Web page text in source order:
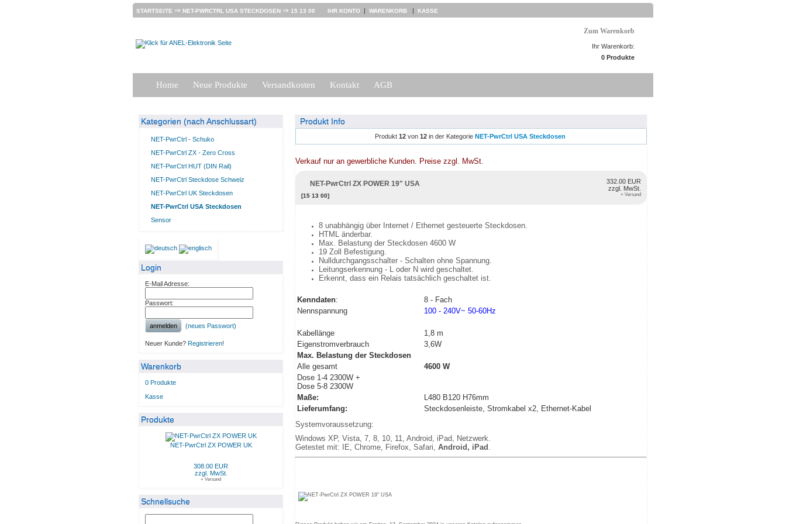
STARTSEITE ⇒ NET-PWRCTRL USA STECKDOSEN ⇒ 15 13 00 IHR KONTO | WARENKORB | KASSE
Zum Warenkorb
Ihr Warenkorb:
0 Produkte
Home Neue Produkte Versandkosten Kontakt AGB
Kategorien (nach Anschlussart)
NET-PwrCtrl - Schuko
NET-PwrCtrl ZX - Zero Cross
NET-PwrCtrl HUT (DIN Rail)
NET-PwrCtrl Steckdose Schweiz
NET-PwrCtrl UK Steckdosen
NET-PwrCtrl USA Steckdosen
Sensor
Login
E-Mail Adresse:
Passwort:
anmelden (neues Passwort)
Neuer Kunde? Registrieren!
Warenkorb
0 Produkte
Kasse
Produkte
NET-PwrCtrl ZX POWER UK
308.00 EUR
zzgl. MwSt.
+ Versand
Schnellsuche
Produkt Info
Produkt 12von 12in der Kategorie NET-PwrCtrl USA Steckdosen
Verkauf nur an gewerbliche Kunden. Preise zzgl. MwSt.
NET-PwrCtrl ZX POWER 19" USA
[15 13 00]
332.00 EUR
zzgl. MwSt.
+ Versand
8 unabhängig über Internet / Ethernet gesteuerte Steckdosen.
HTML änderbar.
Max. Belastung der Steckdosen 4600 W
19 Zoll Befestigung.
Nulldurchgangsschalter - Schalten ohne Spannung.
Leitungserkennung - L oder N wird geschaltet.
Erkennt, dass ein Relais tatsächlich geschaltet ist.
Kenndaten:
8 - Fach
Nennspannung
100 - 240V~ 50-60Hz
Kabellänge
1,8 m
Eigenstromverbrauch
3,6W
Max. Belastung der Steckdosen
Alle gesamt
4600 W
Dose 1-4 2300W +
Dose 5-8 2300W
Maße:
L480 B120 H76mm
Lieferumfang:
Steckdosenleiste, Stromkabel x2, Ethernet-Kabel
Systemvoraussetzung:
Windows XP, Vista, 7, 8, 10, 11, Android, iPad, Netzwerk.
Getestet mit: IE, Chrome, Firefox, Safari, Android, iPad .